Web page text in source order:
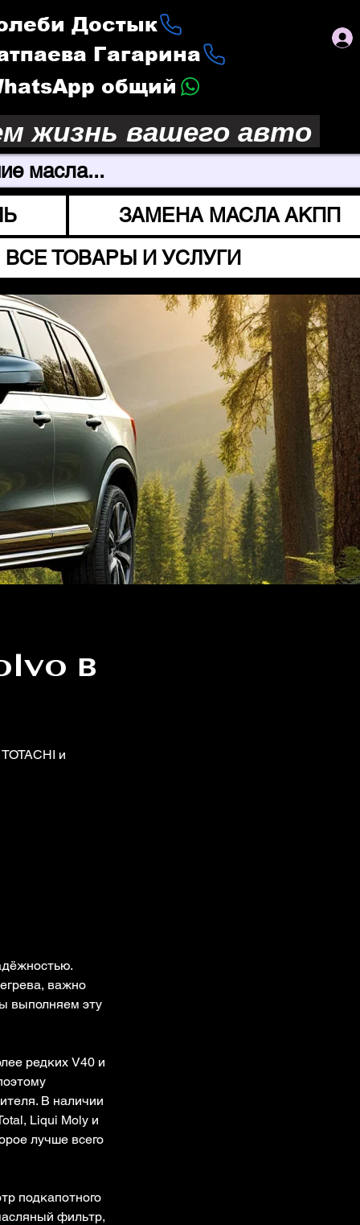
Достык
Гагарина
общий
жизнь вашего авто
масла...
ЗАМЕНА МАСЛА АКПП
ВСЕ ТОВАРЫ И УСЛУГИ
в
и
важно
выполняем эту
редких V40 и
В наличии
Liqui Moly и
лучше всего
подкапотного
фильтр,